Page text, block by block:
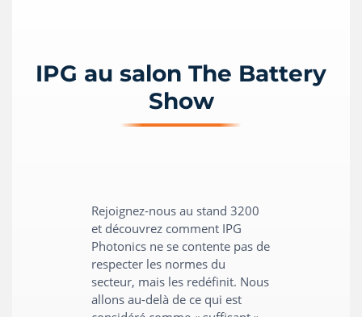
IPG au salon The Battery
Show
Rejoignez-nous au stand 3200
et découvrez comment IPG
Photonics ne se contente pas de
respecter les normes du
secteur, mais les redéfinit. Nous
allons au-delà de ce qui est